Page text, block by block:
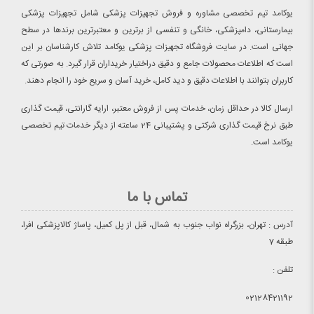
یوکامد تیم تخصصی مشاوره و فروش تجهیزات پزشکی شامل تجهیزات پزشکی
بیمارستانی، دامپزشکی، خانگی و تنفسی از برترین و معتبرترین برندها در سطح
جهانی است. در سایت فروشگاه تجهیزات پزشکی یوکامد تلاش کارشناسان بر این
است که اطلاعات محصولات جامع و دقیق دراختیار خریداران قرار گیرد. به صورتی که
کاربران بتوانند با اطلاعات دقیق و دید کامل، خرید آسان و سریع خود را انجام دهند.
ارسال کالا در حداقل زمان، خدمات پس از فروش معتبر، ارایه گارانتی، قیمت گذاری
طبق نرخ قیمت گذاری شرکتی و پشتیبانی 24 ساعته از دیگر خدمات تیم تخصصی
یوکامد است.
تماس با ما
آدرس : تهران، بزرگراه نواب جنوب به شمال، قبل از پل کمیل، پاساژ کالاپزشکی افرا،
طبقه 7
تلفن :
02128421192